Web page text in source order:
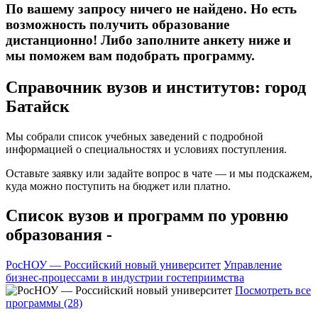
По вашему запросу ничего не найдено. Но есть
возможность получить образование
дистанционно! Либо заполните анкету ниже и
мы поможем вам подобрать программу.
Справочник вузов и институтов: город
Батайск
Мы собрали список учебных заведений с подробной
информацией о специальностях и условиях поступления.
Оставьте заявку или задайте вопрос в чате — и мы подскажем,
куда можно поступить на бюджет или платно.
Список вузов и программ по уровню
образования -
РосНОУ — Российский новый университет Управление
бизнес-процессами в индустрии гостеприимства
Посмотреть все
программы (28)